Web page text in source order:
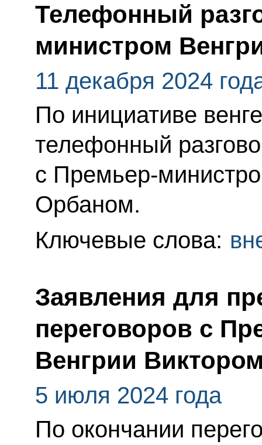
Телефонный
министром
11 декабря 2024
По инициативе
телефонный
с Премьер-
Орбаном.
Ключевые слова:
Заявления для
переговоров с
Венгрии
5 июля 2024 года
По окончании